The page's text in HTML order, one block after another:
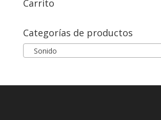
Carrito
Categorías de productos
Sonido